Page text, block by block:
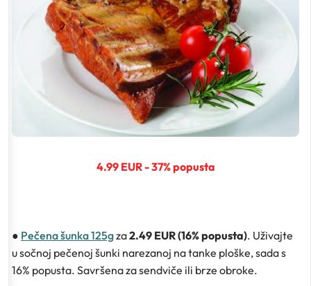
4.99 EUR - 37% popusta
● Pečena šunka 125gza2.49 EUR (16% popusta). Uživajte
u sočnoj pečenoj šunki narezanoj na tanke ploške, sada s
16% popusta. Savršena za sendviče ili brze obroke.